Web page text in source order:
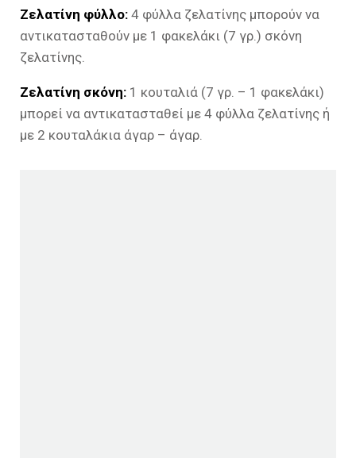
Ζελατίνη φύλλο: 4 φύλλα ζελατίνης μπορούν να
αντικατασταθούν με 1 φακελάκι (7 γρ.) σκόνη
ζελατίνης.
Ζελατίνη σκόνη: 1 κουταλιά (7 γρ. – 1 φακελάκι)
μπορεί να αντικατασταθεί με 4 φύλλα ζελατίνης ή
με 2 κουταλάκια άγαρ – άγαρ.